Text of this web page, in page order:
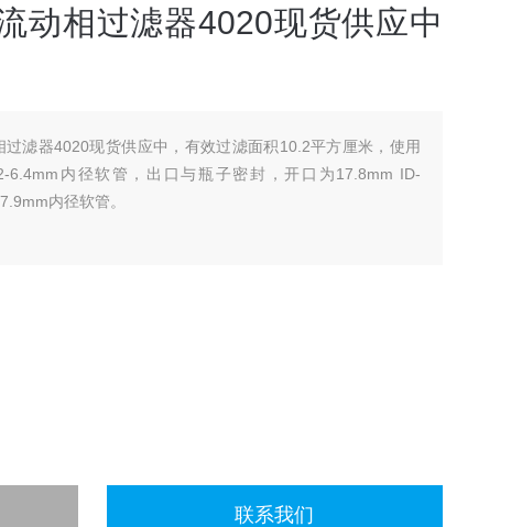
动相过滤器4020现货供应中
过滤器4020现货供应中，有效过滤面积10.2平方厘米，使用
6.4mm内径软管，出口与瓶子密封，开口为17.8mm ID-
内径软管。
联系我们